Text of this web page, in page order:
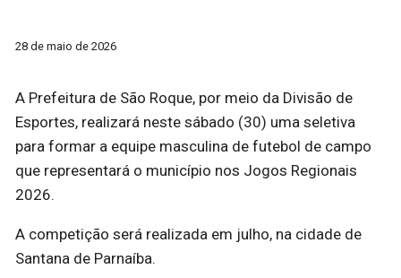
28 de maio de 2026
A Prefeitura de São Roque, por meio da Divisão de
Esportes, realizará neste sábado (30) uma seletiva
para formar a equipe masculina de futebol de campo
que representará o município nos Jogos Regionais
2026.
A competição será realizada em julho, na cidade de
Santana de Parnaíba.